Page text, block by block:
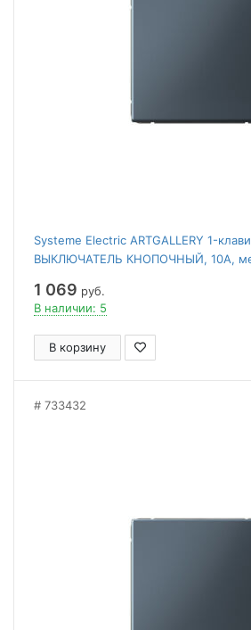
Systeme Electric ARTGALLERY 1-
ВЫКЛЮЧАТЕЛЬ КНОПОЧНЫЙ, 10А,
1 069 руб.
В наличии: 5
В корзину
733432